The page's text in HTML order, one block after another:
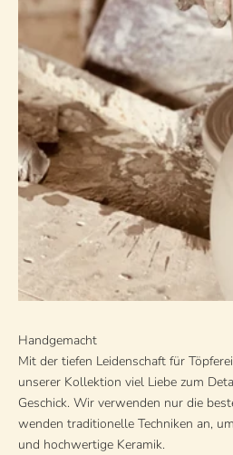
Handgemacht
Mit der tiefen Leidenschaft für
unserer Kollektion viel Liebe zum
Geschick. Wir verwenden nur die
wenden traditionelle Techniken an,
und hochwertige Keramik.